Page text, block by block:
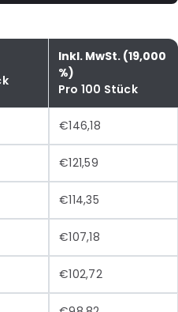
Inkl. MwSt. (19,000
%)
Pro 100 Stück
€146,18
€121,59
€114,35
€107,18
€102,72